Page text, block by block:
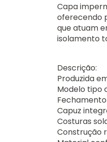
Capa
oferecendo
que atuam
isolamento
Descrição:
Produzida
Modelo tipo
Capuz
Costuras
Construção